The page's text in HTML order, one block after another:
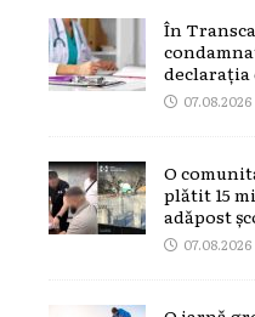
În
declarația
07.08.2026
O
plătit 15
adăpost
07.08.2026